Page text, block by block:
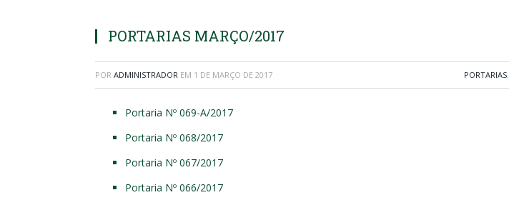
PORTARIAS MARÇO/2017
POR ADMINISTRADOR EM 1 DE MARÇO DE 2017 PORTARIAS,
Portaria Nº 069-A/2017
Portaria Nº 068/2017
Portaria Nº 067/2017
Portaria Nº 066/2017